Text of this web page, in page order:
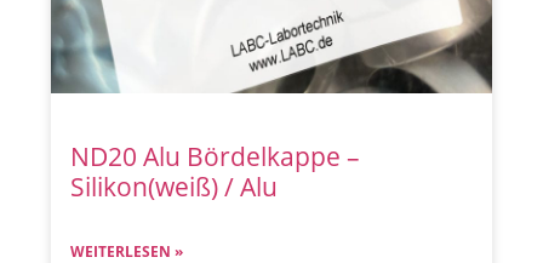
ND20 Alu Bördelkappe –
Silikon(weiß) / Alu
WEITERLESEN »